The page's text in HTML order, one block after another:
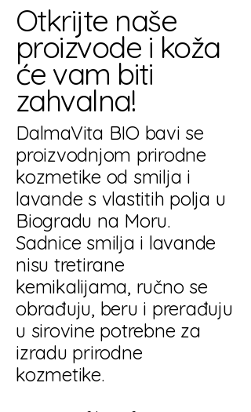
Otkrijte naše
proizvode i koža
će vam biti
zahvalna!
DalmaVita BIO bavi se
proizvodnjom prirodne
kozmetike od smilja i
lavande s vlastitih polja u
Biogradu na Moru.
Sadnice smilja i lavande
nisu tretirane
kemikalijama, ručno se
obrađuju, beru i prerađuju
u sirovine potrebne za
izradu prirodne
kozmetike.